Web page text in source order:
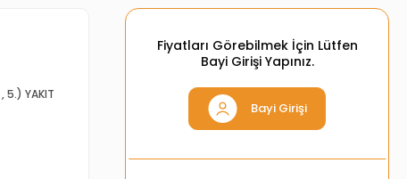
,5.) YAKIT
Fiyatları Görebilmek İçin Lütfen
Bayi Girişi Yapınız.
Bayi Girişi